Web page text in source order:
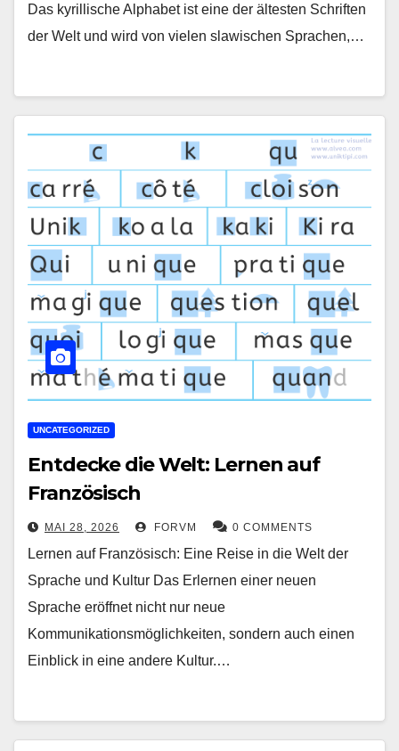
Das kyrillische Alphabet ist eine der ältesten Schriften
der Welt und wird von vielen slawischen Sprachen,…
UNCATEGORIZED
Entdecke die Welt: Lernen auf
Französisch
MAI 28, 2026 FORVM 0 COMMENTS
Lernen auf Französisch: Eine Reise in die Welt der
Sprache und Kultur Das Erlernen einer neuen
Sprache eröffnet nicht nur neue
Kommunikationsmöglichkeiten, sondern auch einen
Einblick in eine andere Kultur.…